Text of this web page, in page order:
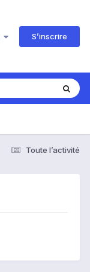
S’inscrire
Toute l’activité